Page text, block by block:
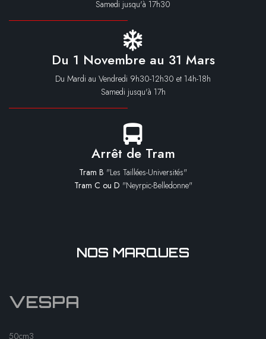
Samedi jusqu'à 17h30
Du 1 Novembre au 31 Mars
Du Mardi au Vendredi 9h30-12h30 et 14h-18h
Samedi jusqu'à 17h
Arrêt de Tram
Tram B "Les Taillées-Universités"
Tram C ou D "Neyrpic-Belledonne"
NOS MARQUES
VESPA
50cm3